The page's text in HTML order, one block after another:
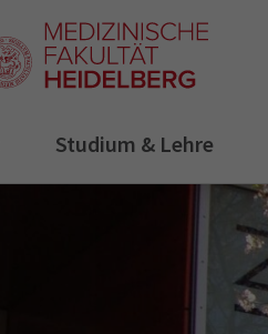
Studium & Lehre